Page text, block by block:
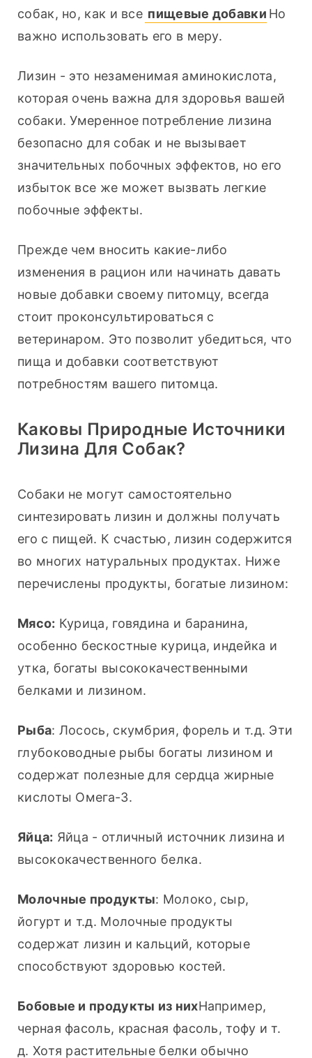
собак, но, как и все пищевые добавки Но
важно использовать его в меру.
Лизин - это незаменимая аминокислота,
которая очень важна для здоровья вашей
собаки. Умеренное потребление лизина
безопасно для собак и не вызывает
значительных побочных эффектов, но его
избыток все же может вызвать легкие
побочные эффекты.
Прежде чем вносить какие-либо
изменения в рацион или начинать давать
новые добавки своему питомцу, всегда
стоит проконсультироваться с
ветеринаром. Это позволит убедиться, что
пища и добавки соответствуют
потребностям вашего питомца.
Каковы Природные Источники
Лизина Для Собак?
Собаки не могут самостоятельно
синтезировать лизин и должны получать
его с пищей. К счастью, лизин содержится
во многих натуральных продуктах. Ниже
перечислены продукты, богатые лизином:
Мясо: Курица, говядина и баранина,
особенно бескостные курица, индейка и
утка, богаты высококачественными
белками и лизином.
Рыба: Лосось, скумбрия, форель и т.д. Эти
глубоководные рыбы богаты лизином и
содержат полезные для сердца жирные
кислоты Омега-3.
Яйца: Яйца - отличный источник лизина и
высококачественного белка.
Молочные продукты: Молоко, сыр,
йогурт и т.д. Молочные продукты
содержат лизин и кальций, которые
способствуют здоровью костей.
Бобовые и продукты из нихНапример,
черная фасоль, красная фасоль, тофу и т.
д. Хотя растительные белки обычно